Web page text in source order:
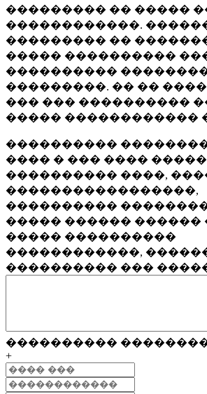
��������� �� �����
������������.
��������� ��
����� ����������
����������
���������. �� ��
��� ��� ����������
����� ������������
����������
���� � ��� ����
���������� ����,
�����������������,
����������
����� ������ ������
����� ����������
������������,
���������� ���
����������
+